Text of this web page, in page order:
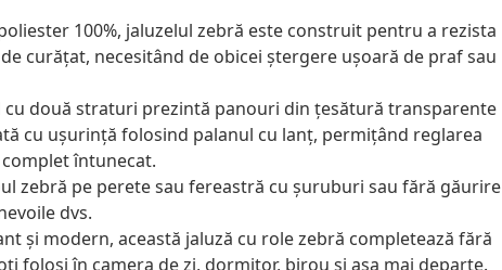
100%, jaluzelul zebră este construit pentru a rezista
curățat, necesitând de obicei ștergere ușoară de praf sau
două straturi prezintă panouri din țesătură transparente
cu ușurință folosind palanul cu lanț, permițând reglarea
întunecat.
zebră pe perete sau fereastră cu șuruburi sau fără găurire
dvs.
și modern, această jaluză cu role zebră completează fără
folosi în camera de zi, dormitor, birou și așa mai departe.